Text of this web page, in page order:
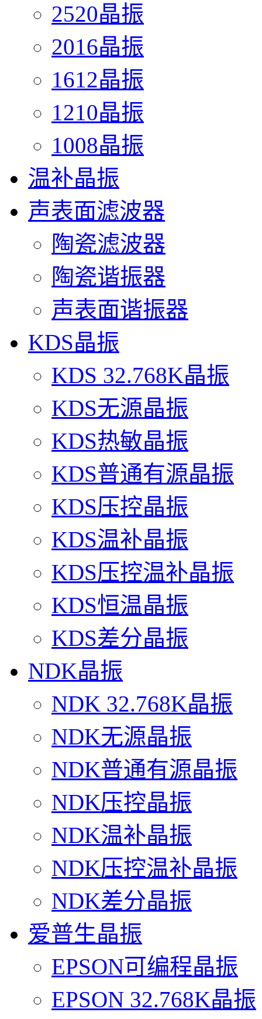
2520晶振
2016晶振
1612晶振
1210晶振
1008晶振
温补晶振
声表面滤波器
陶瓷滤波器
陶瓷谐振器
声表面谐振器
KDS晶振
KDS 32.768K晶振
KDS无源晶振
KDS热敏晶振
KDS普通有源晶振
KDS压控晶振
KDS温补晶振
KDS压控温补晶振
KDS恒温晶振
KDS差分晶振
NDK晶振
NDK 32.768K晶振
NDK无源晶振
NDK普通有源晶振
NDK压控晶振
NDK温补晶振
NDK压控温补晶振
NDK差分晶振
爱普生晶振
EPSON可编程晶振
EPSON 32.768K晶振